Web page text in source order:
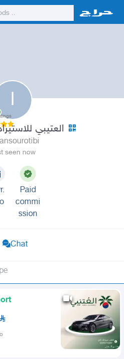
ا
العتيبي
seen now
Paid
commi
ssion
Chat